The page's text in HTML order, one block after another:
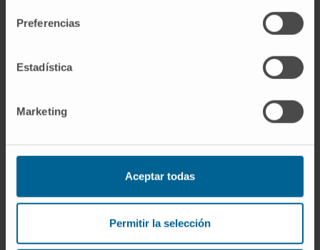
Preferencias
Estadística
Marketing
Aceptar todas
Permitir la selección
Servicio de Farmacia
Sede Pamplona
Ver Curriculum
Especialista